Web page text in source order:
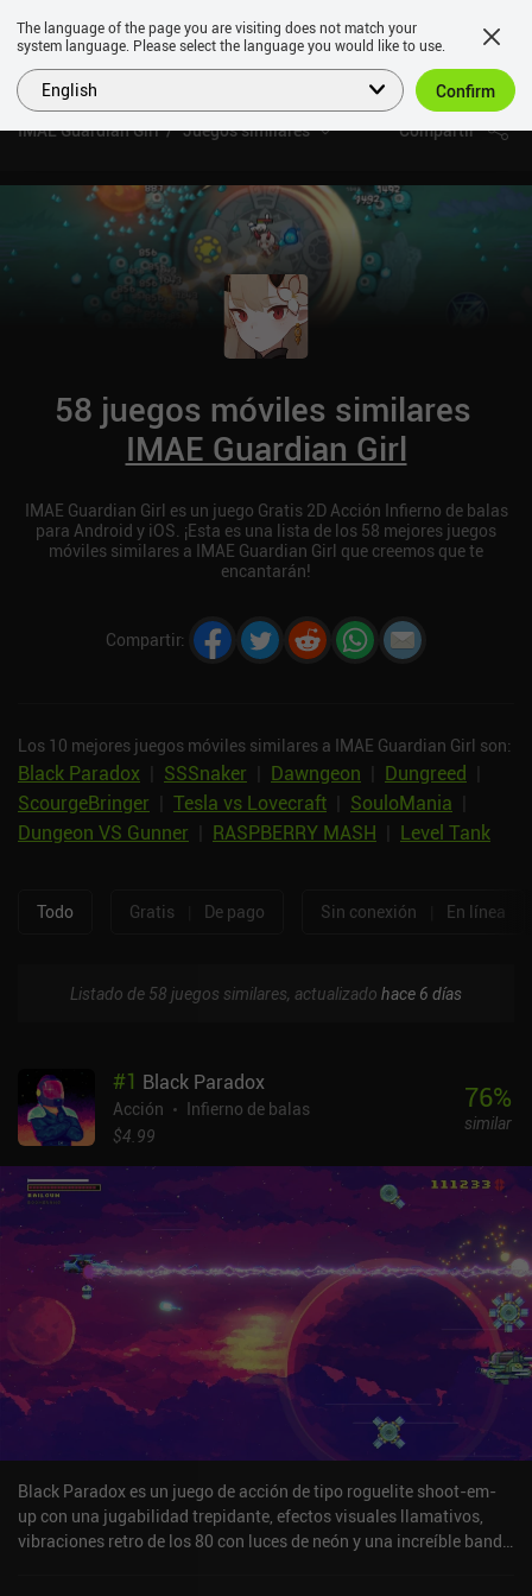
IMAE Guardian Girl Juegos similares Compartir
58 juegos móviles similares
IMAE Guardian Girl
IMAE Guardian Girl es un juego Gratis 2D Acción Infierno de balas
para Android y iOS. ¡Esta es una lista de los 58 mejores juegos
móviles similares a IMAE Guardian Girl que creemos que te
encantarán!
Compartir:
Los 10 mejores juegos móviles similares a IMAE Guardian Girl son:
Black Paradox SSSnaker Dawngeon Dungreed
ScourgeBringer
Tesla vs Lovecraft SouloMania
Dungeon VS Gunner
RASPBERRY MASH Level Tank
Todo Gratis De pago Sin conexión En línea
Listado de 58 juegos similares, actualizado hace 6 días
#1 Black Paradox
Acción
Infierno de balas
$4.99
76%
similar
Black Paradox es un juego de acción de tipo roguelite shoot-em-
up con una jugabilidad trepidante, efectos visuales llamativos,
vibraciones retro de los 80 con luces de neón y una increíble banda
The language of the page you are visiting does not match your
system language. Please select the language you would like to use.
English Confirm